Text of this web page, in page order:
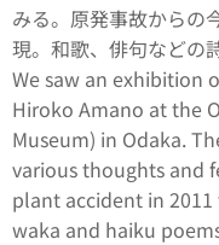
みる。原発事故からの
現。和歌、俳句などの
We saw an exhibition
Hiroko Amano at the
Museum) in Odaka.
various thoughts and
plant accident in
waka and haiku